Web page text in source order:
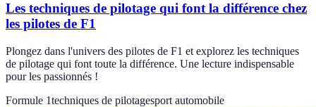
Les techniques de pilotage qui font la différence chez
les pilotes de F1
Plongez dans l'univers des pilotes de F1 et explorez les techniques
de pilotage qui font toute la différence. Une lecture indispensable
pour les passionnés !
Formule 1techniques de pilotagesport automobile